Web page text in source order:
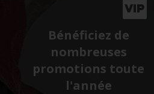
Bénéficiez de
nombreuses
promotions toute
l'année